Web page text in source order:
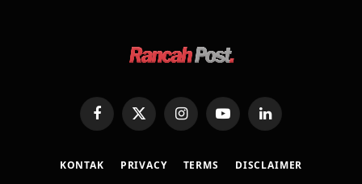
FacebookX
(Twitter)
InstagramYouTubeLinkedIn
KONTAK PRIVACY TERMS DISCLAIMER